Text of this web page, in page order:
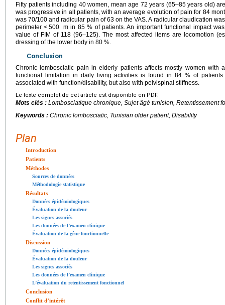
Fifty patients including 40 women, mean age 72 years (65–85 years old)
was progressive in all patients, with an average evolution of pain for 84
was 70/100 and radicular pain of 63 on the VAS. A radicular claudication
perimeter < 500 m in 85 % of patients. An important functional impact
value of FIM of 118 (96–125). The most affected items are locomotion
dressing of the lower body in 80 %.
Conclusion
Chronic lombosciatic pain in elderly patients affects mostly women with
functional limitation in daily living activities is found in 84 % of
associated with function/disability, but also with pelvispinal stiffness.
Le texte complet de cet article est disponible en PDF.
Mots clés : Lombosciatique chronique, Sujet âgé tunisien, Retentissement
Keywords : Chronic lombosciatic, Tunisian older patient, Disability
Plan
Introduction
Patients
Méthodes
Sources de données
Méthodologie statistique
Résultats
Données épidémiologiques
Évaluation de la douleur
Les signes associés
Les données de l’examen clinique
Évaluation de la gêne fonctionnelle
Discussion
Données épidémiologiques
Évaluation de la douleur
Les signes associés
Les données de l’examen clinique
L’évaluation du retentissement fonctionnel
Conclusion
Conflit d’intérêt